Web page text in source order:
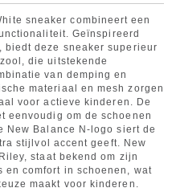
sneaker combineert een
Geïnspireerd
deze sneaker superieur
die uitstekende
van demping en
materiaal en mesh zorgen
voor actieve kinderen. De
eenvoudig om de schoenen
New Balance N-logo siert de
stijlvol accent geeft. New
staat bekend om zijn
comfort in schoenen, wat
maakt voor kinderen.